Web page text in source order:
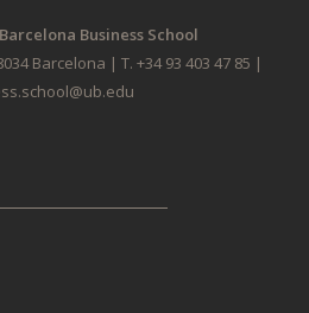
Business School
Barcelona | T. +34 93 403 47 85 |